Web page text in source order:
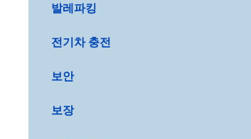
발레파킹
전기차 충전
보안
보장